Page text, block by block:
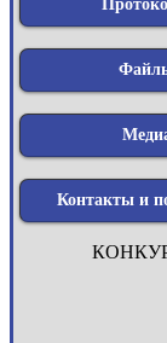
Контакты и